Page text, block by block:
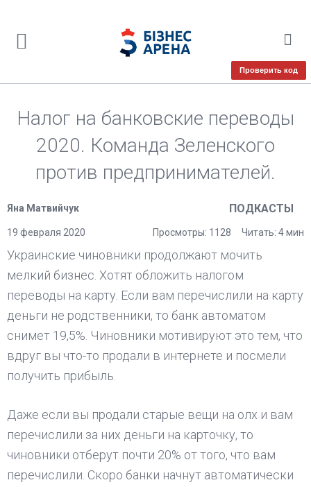
Проверить код
Налог на банковские переводы
2020. Команда Зеленского
против предпринимателей.
Яна Матвийчук ПОДКАСТЫ
19 февраля 2020 Читать: 4 мин
Просмотры: 1128
Украинские чиновники продолжают мочить
мелкий бизнес. Хотят обложить налогом
переводы на карту. Если вам перечислили на карту
деньги не родственники, то банк автоматом
снимет 19,5%. Чиновники мотивируют это тем, что
вдруг вы что-то продали в интернете и посмели
получить прибыль.
Даже если вы продали старые вещи на олх и вам
перечислили за них деньги на карточку, то
чиновники отберут почти 20% от того, что вам
перечислили. Скоро банки начнут автоматически